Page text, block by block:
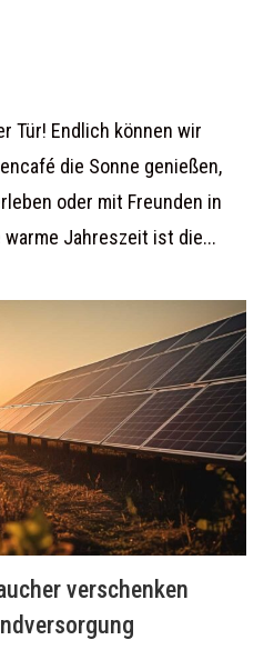
Tür! Endlich können wir
die Sonne genießen,
oder mit Freunden in
warme Jahreszeit ist die...
verschenken